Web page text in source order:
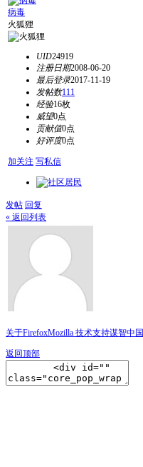
病毒
火狐狸
UID24919
注册日期2008-06-20
最后登录2017-11-19
发帖数111
经验16枚
威望0点
贡献值0点
好评度0点
加关注 写私信
发帖 回复
« 返回列表
关于FirefoxMozilla 技术支持谋智中国
返回顶部